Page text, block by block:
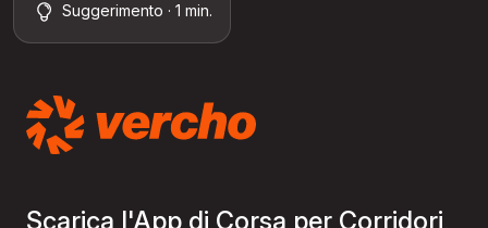
Suggerimento · 1 min.
Scarica l'App di Corsa per Corridori,